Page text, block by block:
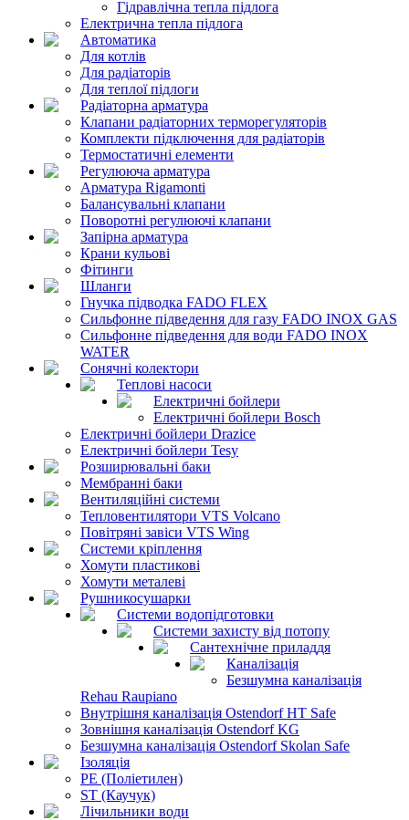
Гідравлічна тепла підлога
Електрична тепла підлога
Автоматика
Для котлів
Для радіаторів
Для теплої підлоги
Радіаторна арматура
Клапани радіаторних терморегуляторів
Комплекти підключення для радіаторів
Термостатичні елементи
Регулююча арматура
Арматура Rigamonti
Балансувальні клапани
Поворотні регулюючі клапани
Запірна арматура
Крани кульові
Фітинги
Шланги
Гнучка підводка FADO FLEX
Сильфонне підведення для газу FADO INOX GAS
Сильфонне підведення для води FADO INOX
WATER
Сонячні колектори
Теплові насоси
Електричні бойлери
Електричні бойлери Bosch
Електричні бойлери Drazice
Електричні бойлери Tesy
Розширювальні баки
Мембранні баки
Вентиляційні системи
Тепловентилятори VTS Volcano
Повітряні завіси VTS Wing
Системи кріплення
Хомути пластикові
Хомути металеві
Рушникосушарки
Системи водопідготовки
Системи захисту від потопу
Сантехнічне приладдя
Каналізація
Безшумна каналізація
Rehau Raupiano
Внутрішня каналізація Ostendorf HT Safe
Зовнішня каналізація Ostendorf KG
Безшумна каналізація Ostendorf Skolan Safe
Ізоляція
PE (Поліетилен)
ST (Каучук)
Лічильники води